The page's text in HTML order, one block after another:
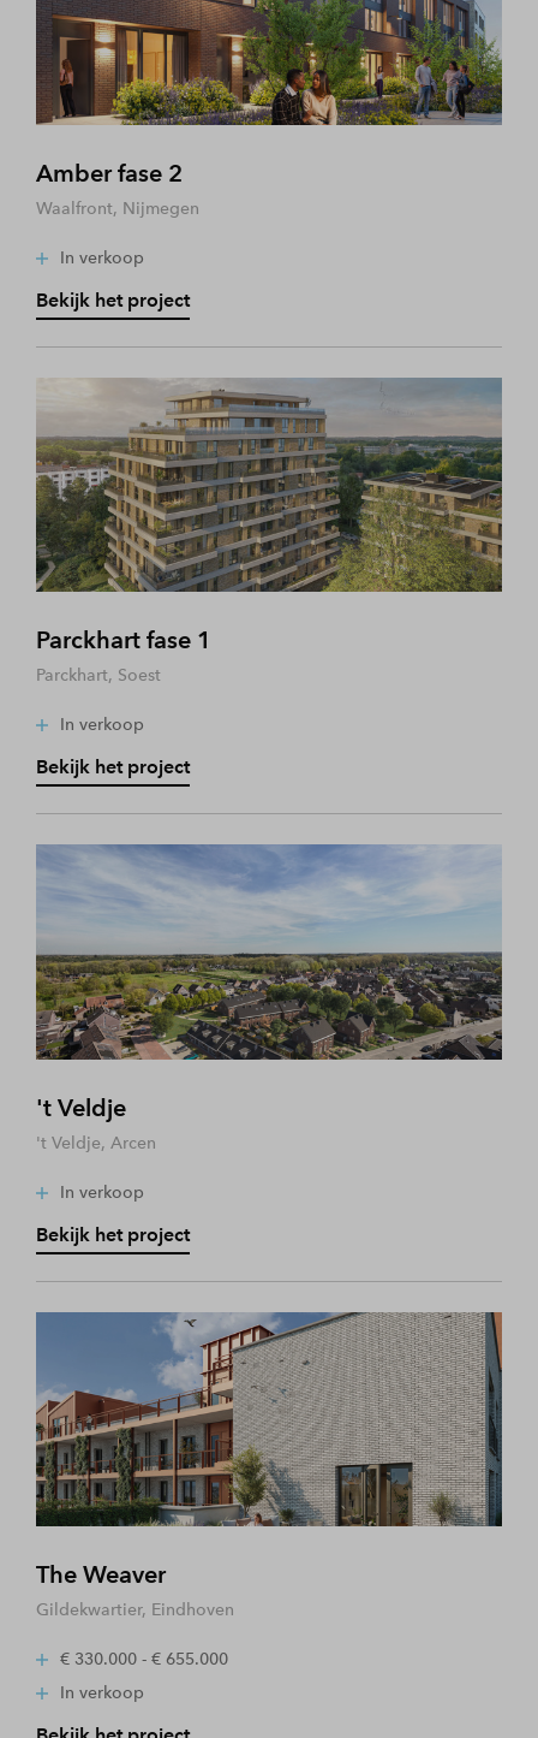
Amber fase 2
Waalfront, Nijmegen
In verkoop
Bekijk het project
Parckhart fase 1
Parckhart, Soest
In verkoop
Bekijk het project
't Veldje
't Veldje, Arcen
In verkoop
Bekijk het project
The Weaver
Gildekwartier, Eindhoven
€ 330.000 - € 655.000
In verkoop